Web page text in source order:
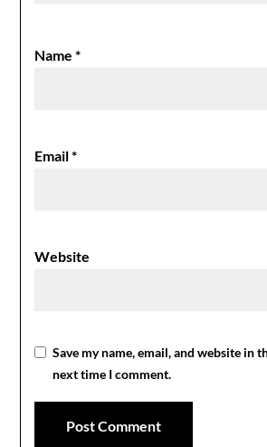
Name*
Email*
Website
Save my name, email, and website in
next time I comment.